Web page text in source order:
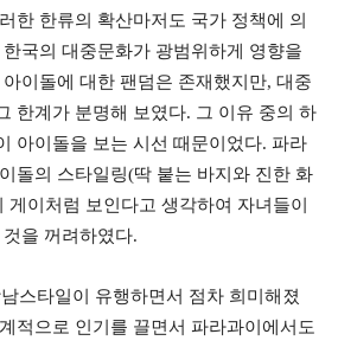
한 한류의 확산마저도 국가 정책에 의
국의 대중문화가 광범위하게 영향을
이돌에 대한 팬덤은 존재했지만, 대중
한계가 분명해 보였다. 그 이유 중의 하
아이돌을 보는 시선 때문이었다. 파라
돌의 스타일링(딱 붙는 바지와 진한 화
게이처럼 보인다고 생각하여 자녀들이
을 꺼려하였다.
스타일이 유행하면서 점차 희미해졌
적으로 인기를 끌면서 파라과이에서도